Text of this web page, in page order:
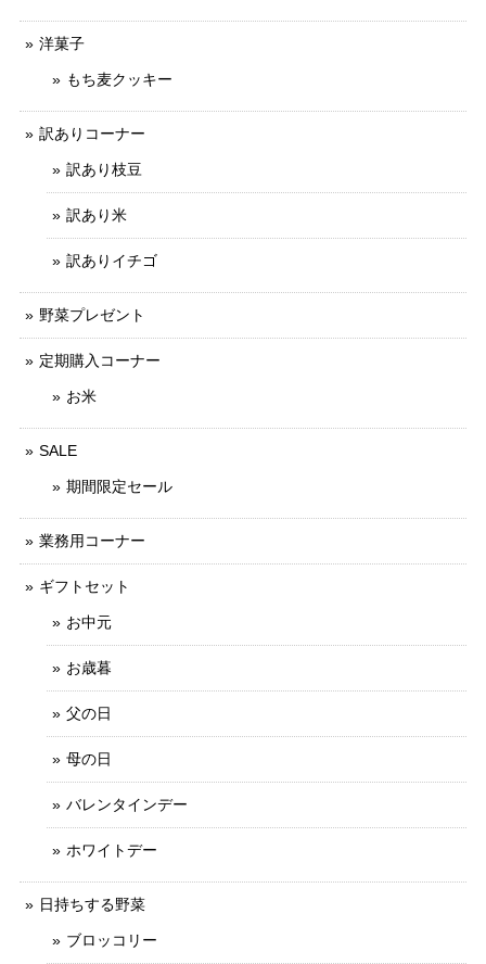
洋菓子
もち麦クッキー
訳ありコーナー
訳あり枝豆
訳あり米
訳ありイチゴ
野菜プレゼント
定期購入コーナー
お米
SALE
期間限定セール
業務用コーナー
ギフトセット
お中元
お歳暮
父の日
母の日
バレンタインデー
ホワイトデー
日持ちする野菜
ブロッコリー